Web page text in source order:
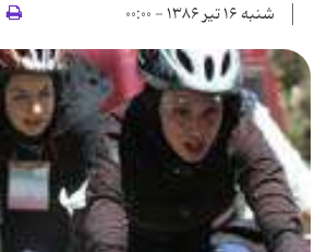
شنبه ۱۶ تیر ۱۳۸۶ - ۰۰:۰۰